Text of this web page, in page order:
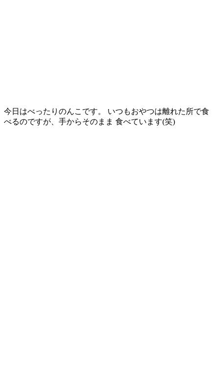
今日はべったりのんこです。 いつもおやつは離れた所で食
べるのですが、手からそのまま 食べています(笑)